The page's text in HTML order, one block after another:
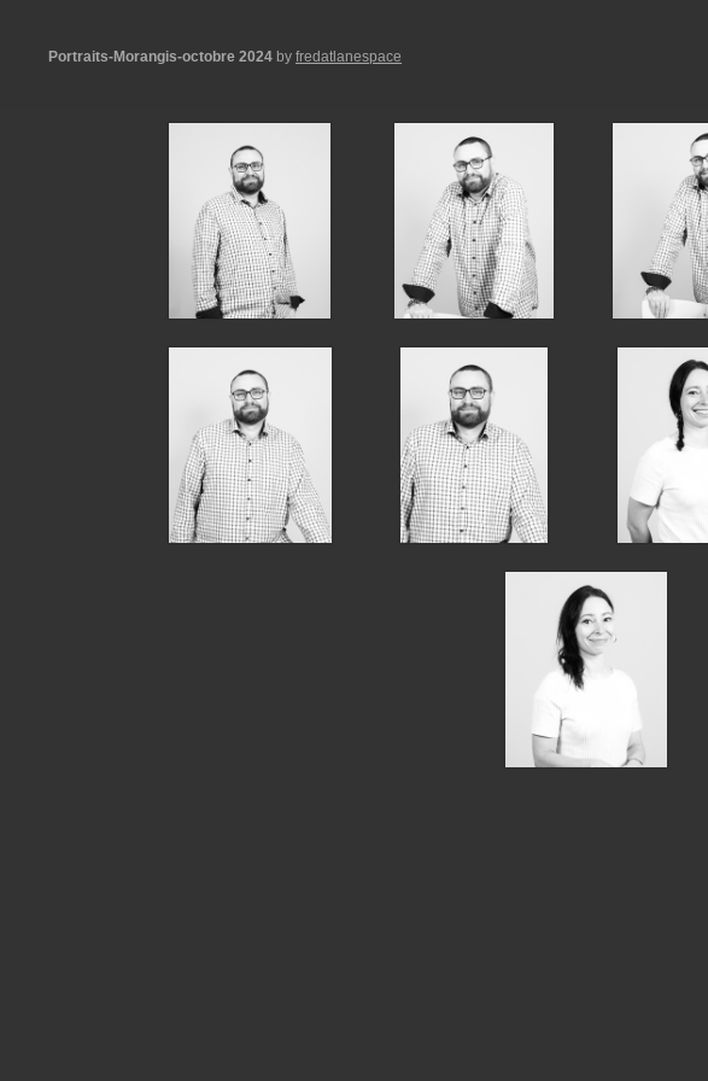
Portraits-Morangis-octobre 2024 by fredatlanespace